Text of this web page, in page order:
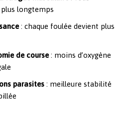
longtemps
: chaque foulée devient plus
de course: moins d’oxygène
parasites : meilleure stabilité